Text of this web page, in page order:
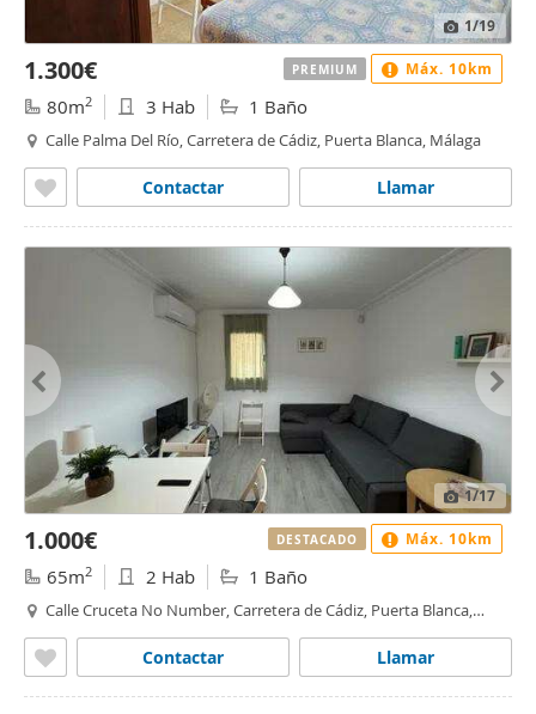
1/19
1.300€
80m2 3 Hab 1 Baño
Calle Palma Del Río, Carretera de Cádiz, Puerta Blanca, Málaga
Llamar
Contactar
PREMIUM Máx. 10km
1/17
1.000€
65m2 2 Hab 1 Baño
Calle Cruceta No Number, Carretera de Cádiz, Puerta Blanca,
Llamar
Contactar
DESTACADO Máx. 10km